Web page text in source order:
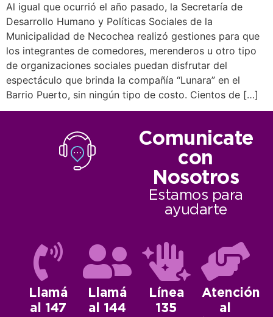
Al igual que ocurrió el año pasado, la Secretaría de
Desarrollo Humano y Políticas Sociales de la
Municipalidad de Necochea realizó gestiones para que
los integrantes de comedores, merenderos u otro tipo
de organizaciones sociales puedan disfrutar del
espectáculo que brinda la compañía “Lunara” en el
Barrio Puerto, sin ningún tipo de costo. Cientos de […]
Comunicate
con
Nosotros
Estamos para
ayudarte
Llamá
al 147
Llamá
al 144
Línea
135
Atención
al